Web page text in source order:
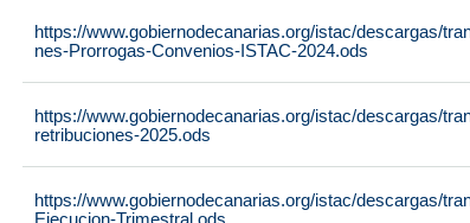
https://www.gobiernodecanarias.org/istac/descargas/
nes-Prorrogas-Convenios-ISTAC-2024.ods
https://www.gobiernodecanarias.org/istac/descargas/
retribuciones-2025.ods
https://www.gobiernodecanarias.org/istac/descargas/
Ejecucion-Trimestral.ods